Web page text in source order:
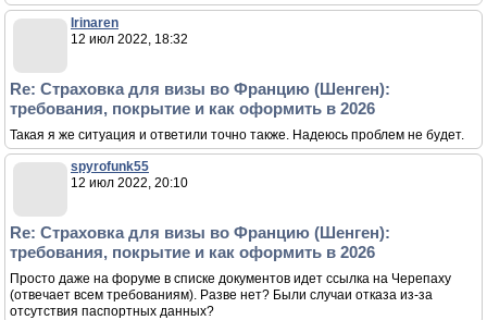
Irinaren
12 июл 2022, 18:32
Re: Страховка для визы во Францию (Шенген):
требования, покрытие и как оформить в 2026
Такая я же ситуация и ответили точно также. Надеюсь проблем не будет.
spyrofunk55
12 июл 2022, 20:10
Re: Страховка для визы во Францию (Шенген):
требования, покрытие и как оформить в 2026
Просто даже на форуме в списке документов идет ссылка на Черепаху
(отвечает всем требованиям). Разве нет? Были случаи отказа из-за
отсутствия паспортных данных?